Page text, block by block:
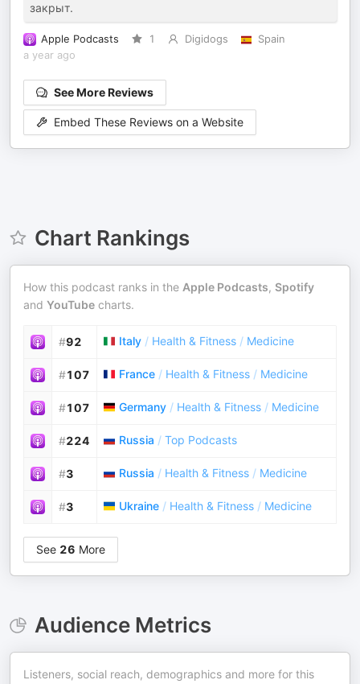
закрыт.
Apple Podcasts 1 Digidogs
Spain
a year ago
See More Reviews
Embed These Reviews on a Website
Chart Rankings
How this podcast ranks in the Apple Podcasts, Spotify
and YouTube charts.
#92 Italy / Health & Fitness / Medicine
#107 France / Health & Fitness / Medicine
#107 Germany / Health & Fitness / Medicine
#224 Russia / Top Podcasts
#3 Russia / Health & Fitness / Medicine
#3 Ukraine / Health & Fitness / Medicine
See 26 More
Audience Metrics
Listeners, social reach, demographics and more for this